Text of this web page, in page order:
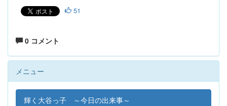
51
0 コメント
メニュー
輝く大谷っ子 ～今日の出来事～